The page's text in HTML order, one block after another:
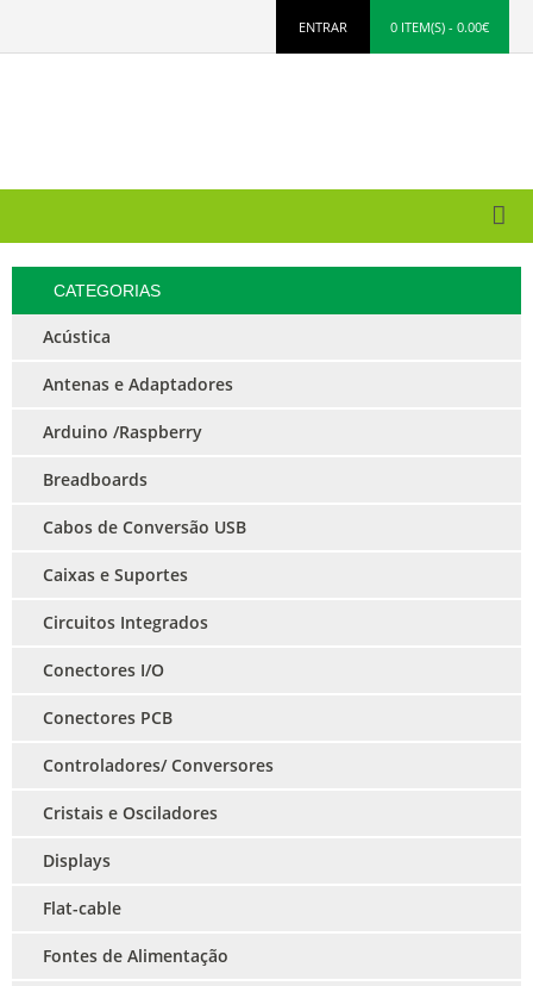
ENTRAR 0 ITEM(S) - 0.00€
CATEGORIAS
Acústica
Antenas e Adaptadores
Arduino /Raspberry
Breadboards
Cabos de Conversão USB
Caixas e Suportes
Circuitos Integrados
Conectores I/O
Conectores PCB
Controladores/ Conversores
Cristais e Osciladores
Displays
Flat-cable
Fontes de Alimentação